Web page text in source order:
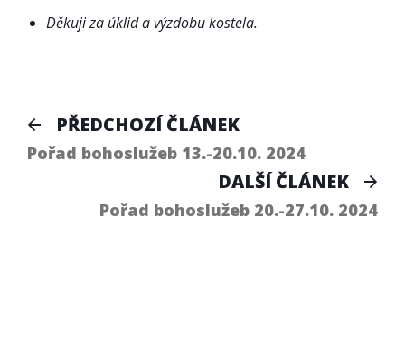
Děkujiza úklid a výzdobu kostela.
Navigace
pro
PŘEDCHOZÍ ČLÁNEKPředchozí
článek:
Pořad bohoslužeb 13.-20.10. 2024
DALŠÍ ČLÁNEK
Pořad bohoslužeb 20.-27.10. 2024